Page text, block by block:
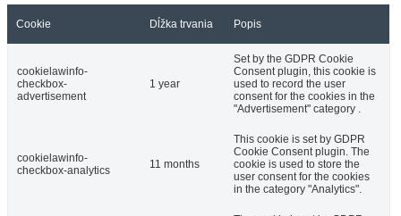
Cookie Dĺžka trvania Popis
cookielawinfo-
checkbox-
advertisement
1 year
Set by the GDPR Cookie
Consent plugin, this cookie is
used to record the user
consent for the cookies in the
"Advertisement" category .
cookielawinfo-
checkbox-analytics
11 months
This cookie is set by GDPR
Cookie Consent plugin. The
cookie is used to store the
user consent for the cookies
in the category "Analytics".